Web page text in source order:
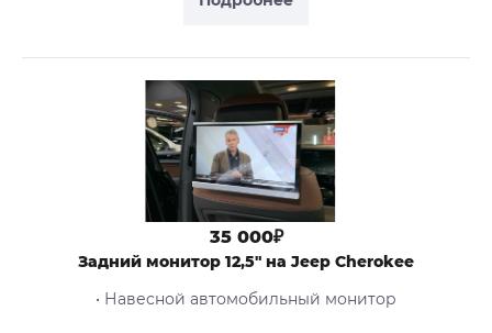
35 000₽
Задний монитор 12,5" на Jeep Cherokee
• Навесной автомобильный монитор